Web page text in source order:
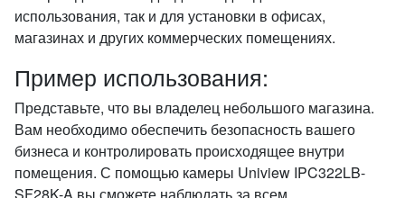
использования, так и для установки в офисах,
магазинах и других коммерческих помещениях.
Пример использования:
Представьте, что вы владелец небольшого магазина.
Вам необходимо обеспечить безопасность вашего
бизнеса и контролировать происходящее внутри
помещения. С помощью камеры Uniview IPC322LB-